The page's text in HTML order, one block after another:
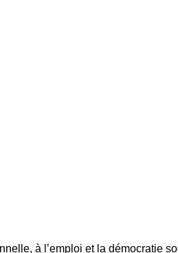
à l’emploi et la démocratie